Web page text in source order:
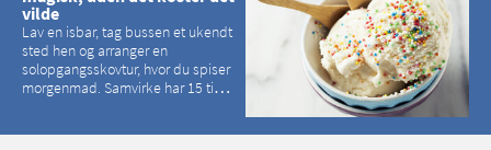
vilde
Lav en isbar, tag bussen et ukendt
sted hen og arranger en
solopgangsskovtur, hvor du spiser
morgenmad. Samvirke har 15 tips